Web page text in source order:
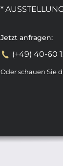
*
Jetzt anfragen:
(+49) 40-60
Oder schauen Sie